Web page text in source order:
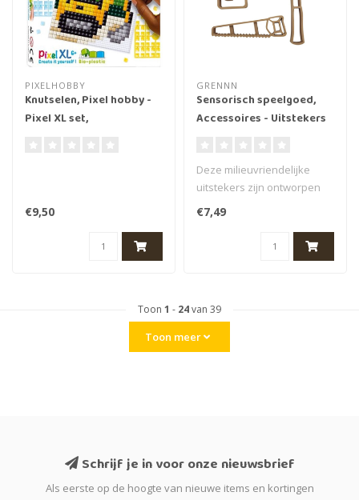
PIXELHOBBY
Knutselen, Pixel hobby -
Pixel XL set,
€9,50
GRENNN
Sensorisch speelgoed,
Accessoires - Uitstekers
Deze milieuvriendelijke
uitstekers zijn ontworpen
en gemaakt door Grennn.
Elke s..
€7,49
Toon 1 - 24van 39
Toon meer
Schrijf je in voor onze nieuwsbrief
Als eerste op de hoogte van nieuwe items en kortingen